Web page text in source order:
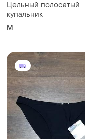
Цельный полосатый
купальник
M